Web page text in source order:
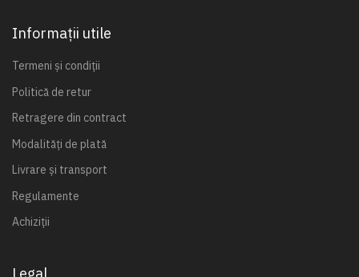
Informații utile
Termeni și condiții
Politică de retur
Retragere din contract
Modalități de plată
Livrare și transport
Regulamente
Achiziții